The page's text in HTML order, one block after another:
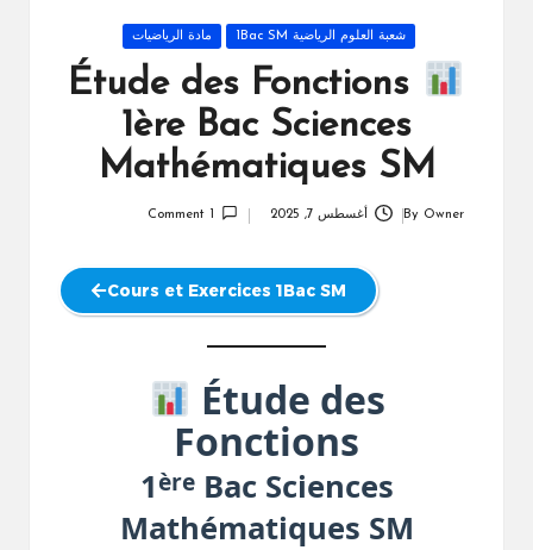
Posted
شعبة العلوم الرياضية 1Bac SM مادة الرياضيات
Étude des Fonctions
1ère Bac Sciences
Mathématiques SM
By Owner أغسطس 7, 2025 1 Comment
Cours et Exercices 1Bac SM
Étude des
Fonctions
1èreBac Sciences
Mathématiques SM